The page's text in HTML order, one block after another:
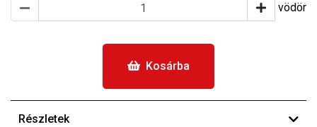
vödör
Kosárba
Részletek